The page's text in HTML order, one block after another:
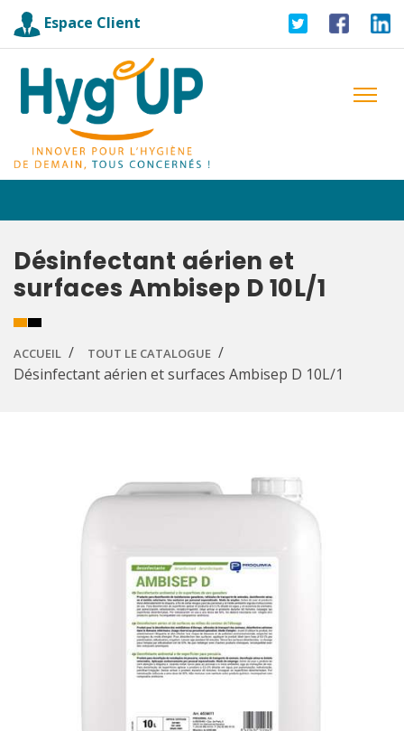
Espace Client
Désinfectant aérien et
surfaces Ambisep D 10L/1
ACCUEIL TOUT LE CATALOGUE
Désinfectant aérien et surfaces Ambisep D 10L/1